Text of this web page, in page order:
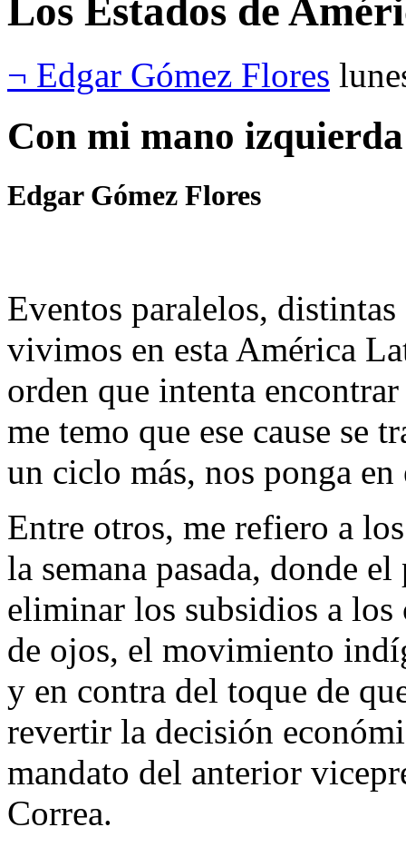
Los Estados de
¬ Edgar Gómez Flores
Con mi mano
Edgar Gómez Flores
Eventos paralelos,
vivimos en esta América
orden que intenta
me temo que ese cause se
un ciclo más, nos ponga
Entre otros, me refiero a
la semana pasada, donde
eliminar los subsidios a los
de ojos, el movimiento
y en contra del toque de
revertir la decisión
mandato del anterior
Correa.